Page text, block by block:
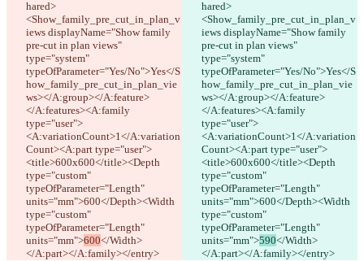
hared>
<Show_family_pre_cut_in_plan_v
iews displayName="Show family
pre-cut in plan views"
type="system"
typeOfParameter="Yes/No">Yes</S
how_family_pre_cut_in_plan_vie
ws></A:group></A:feature>
</A:features><A:family
type="user">
<A:variationCount>1</A:variation
Count><A:part type="user">
<title>600x600</title><Depth
type="custom"
typeOfParameter="Length"
units="mm">600</Depth><Width
type="custom"
typeOfParameter="Length"
units="mm">600</Width>
</A:part></A:family></entry>
hared>
<Show_family_pre_cut_in_plan_v
iews displayName="Show family
pre-cut in plan views"
type="system"
typeOfParameter="Yes/No">Yes</S
how_family_pre_cut_in_plan_vie
ws></A:group></A:feature>
</A:features><A:family
type="user">
<A:variationCount>1</A:variation
Count><A:part type="user">
<title>600x600</title><Depth
type="custom"
typeOfParameter="Length"
units="mm">600</Depth><Width
type="custom"
typeOfParameter="Length"
units="mm">590</Width>
</A:part></A:family></entry>